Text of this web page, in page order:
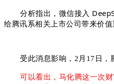
分析指出，微信接入
给腾讯系相关上市公司带来价值
受此消息影响， 2月17日，
可以看出，马化腾这一次